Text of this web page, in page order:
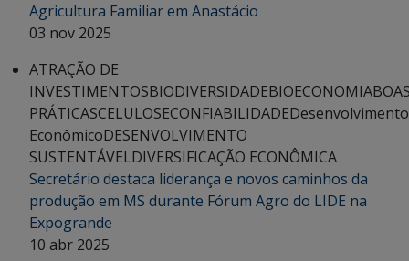
Agricultura Familiar em Anastácio
03 nov 2025
ATRAÇÃO DE
INVESTIMENTOSBIODIVERSIDADEBIOECONOMIA
PRÁTICASCELULOSECONFIABILIDADEDesenvolvimento
EconômicoDESENVOLVIMENTO
SUSTENTÁVELDIVERSIFICAÇÃO ECONÔMICA
Secretário destaca liderança e novos caminhos da
produção em MS durante Fórum Agro do LIDE na
Expogrande
10 abr 2025